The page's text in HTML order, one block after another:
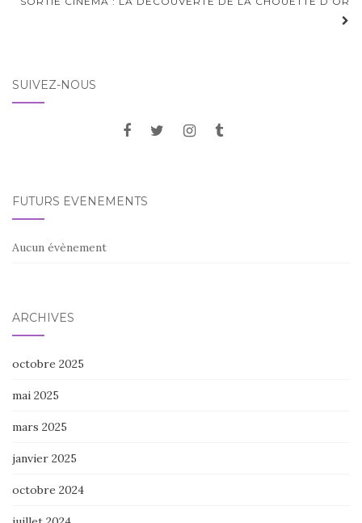
SUIVEZ-NOUS
FUTURS ÉVÈNEMENTS
Aucun évènement
ARCHIVES
octobre 2025
mai 2025
mars 2025
janvier 2025
octobre 2024